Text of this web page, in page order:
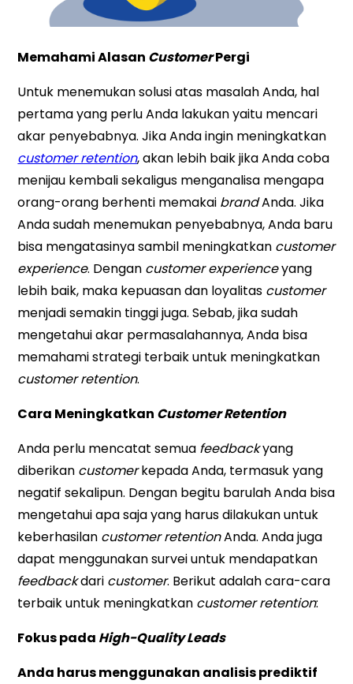
Memahami Alasan CustomerPergi
Untuk menemukan solusi atas masalah Anda, hal
pertama yang perlu Anda lakukan yaitu mencari
akar penyebabnya. Jika Anda ingin meningkatkan
customer retention, akan lebih baik jika Anda coba
menijau kembali sekaligus menganalisa mengapa
orang-orang berhenti memakai brandAnda. Jika
Anda sudah menemukan penyebabnya, Anda baru
bisa mengatasinya sambil meningkatkan customer
experience. Dengan customer experienceyang
lebih baik, maka kepuasan dan loyalitas customer
menjadi semakin tinggi juga. Sebab, jika sudah
mengetahui akar permasalahannya, Anda bisa
memahami strategi terbaik untuk meningkatkan
customer retention.
Cara Meningkatkan Customer Retention
Anda perlu mencatat semua feedbackyang
diberikan customerkepada Anda, termasuk yang
negatif sekalipun. Dengan begitu barulah Anda bisa
mengetahui apa saja yang harus dilakukan untuk
keberhasilan customer retentionAnda. Anda juga
dapat menggunakan survei untuk mendapatkan
feedbackdari customer. Berikut adalah cara-cara
terbaik untuk meningkatkan customer retention:
Fokus pada High-Quality Leads
Anda harus menggunakan analisis prediktif